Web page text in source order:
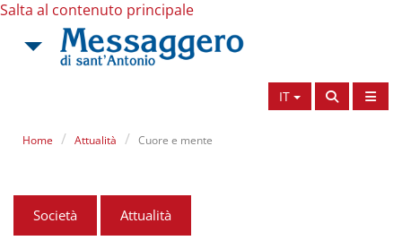
Salta al contenuto principale
IT
Home Attualità Cuore e mente
Società Attualità